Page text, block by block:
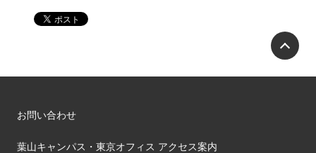
お問い合わせ
葉山キャンパス・東京オフィス アクセス案内